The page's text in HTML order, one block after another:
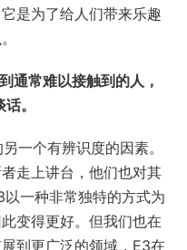
是为了给人们带来乐趣
通常难以接触到的人，
。
一个有辨识度的因素。
走上讲台，他们也对其
一种非常独特的方式为
变得更好。但我们也在
到更广泛的领域，E3在